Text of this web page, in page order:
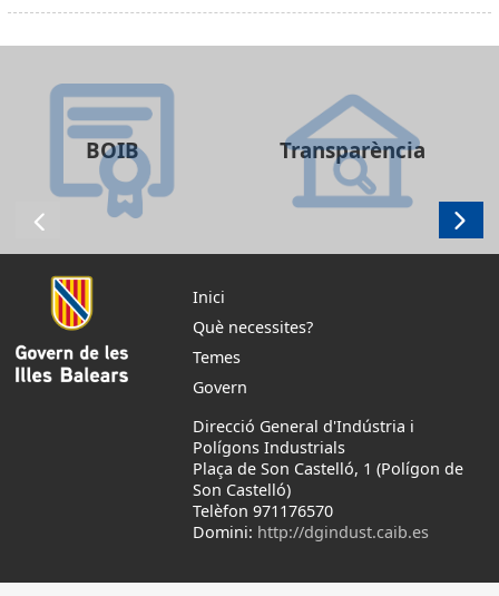
BOIB Transparència
Inici
Què necessites?
Temes
Govern
Direcció General d'Indústria i
Polígons Industrials
Plaça de Son Castelló, 1 (Polígon de
Son Castelló)
Telèfon 971176570
Domini: http://dgindust.caib.es